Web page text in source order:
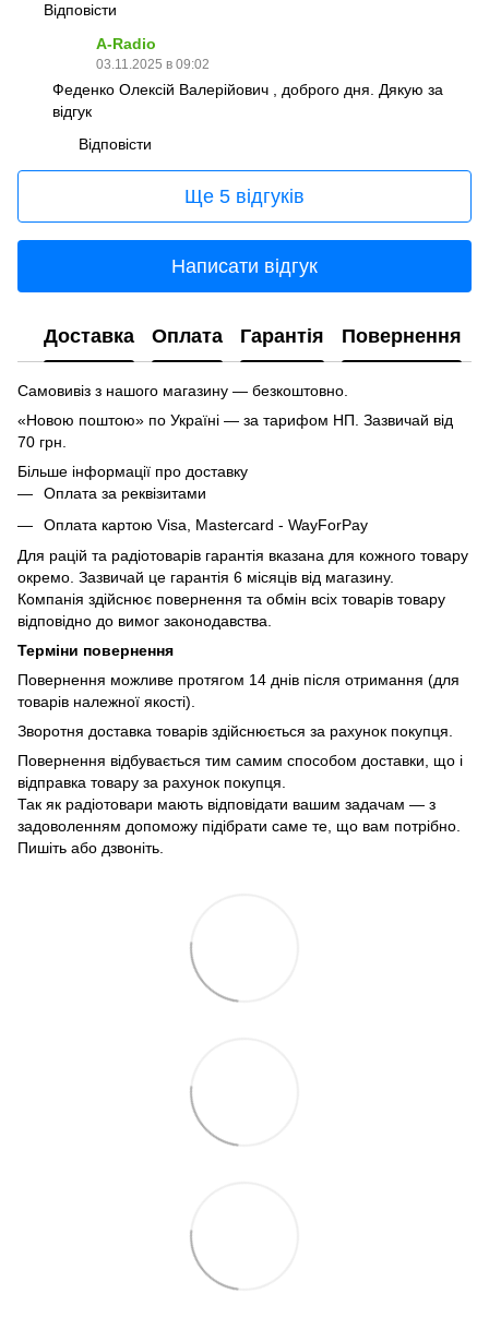
Відповісти
A-Radio
03.11.2025 в 09:02
Феденко Олексій Валерійович , доброго дня. Дякую за
відгук
Відповісти
Ще 5 відгуків
Написати відгук
Доставка Оплата Гарантія Повернення
Самовивіз з нашого магазину — безкоштовно.
«Новою поштою» по Україні — за тарифом НП. Зазвичай від
70 грн.
Більше інформації про доставку
Оплата за реквізитами
Оплата картою Visa, Mastercard - WayForPay
Для рацій та радіотоварів гарантія вказана для кожного товару
окремо. Зазвичай це гарантія 6 місяців від магазину.
Компанія здійснює повернення та обмін всіх товарів товару
відповідно до вимог законодавства.
Терміни повернення
Повернення можливе протягом 14 днів після отримання (для
товарів належної якості).
Зворотня доставка товарів здійснюється за рахунок покупця.
Повернення відбувається тим самим способом доставки, що і
відправка товару за рахунок покупця.
Так як радіотовари мають відповідати вашим задачам — з
задоволенням допоможу підібрати саме те, що вам потрібно.
Пишіть або дзвоніть.